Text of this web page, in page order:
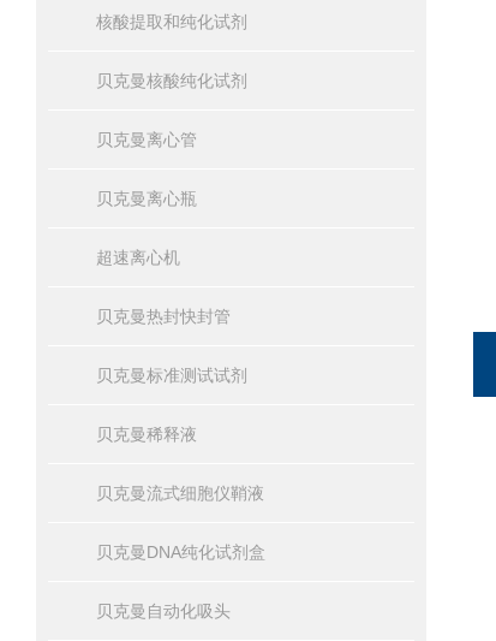
核酸提取和纯化试剂
贝克曼核酸纯化试剂
贝克曼离心管
贝克曼离心瓶
超速离心机
贝克曼热封快封管
贝克曼标准测试试剂
贝克曼稀释液
贝克曼流式细胞仪鞘液
贝克曼DNA纯化试剂盒
贝克曼自动化吸头